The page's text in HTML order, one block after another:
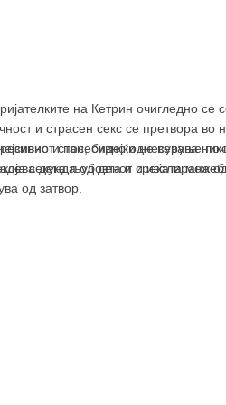
на Кетрин очигледно се
и страсен секс се претвора во
и посесивно однесување
секунда од денот и изолирана
стан, бидејќи не верува
дека љубовта и среќата
од затвор.